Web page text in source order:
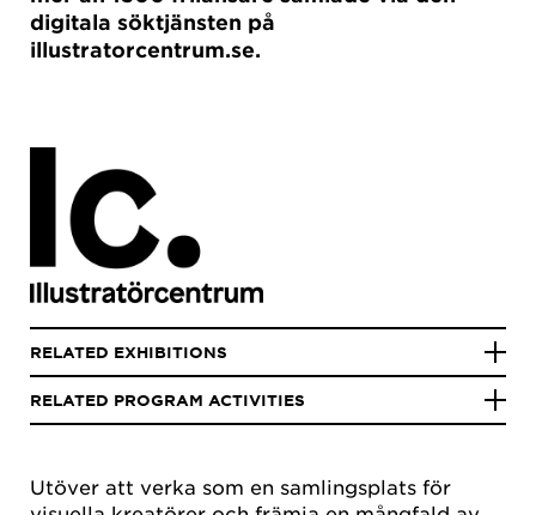
digitala söktjänsten på
illustratorcentrum.se.
Utöver att verka som en samlingsplats för
RELATED EXHIBITIONS
RELATED PROGRAM ACTIVITIES